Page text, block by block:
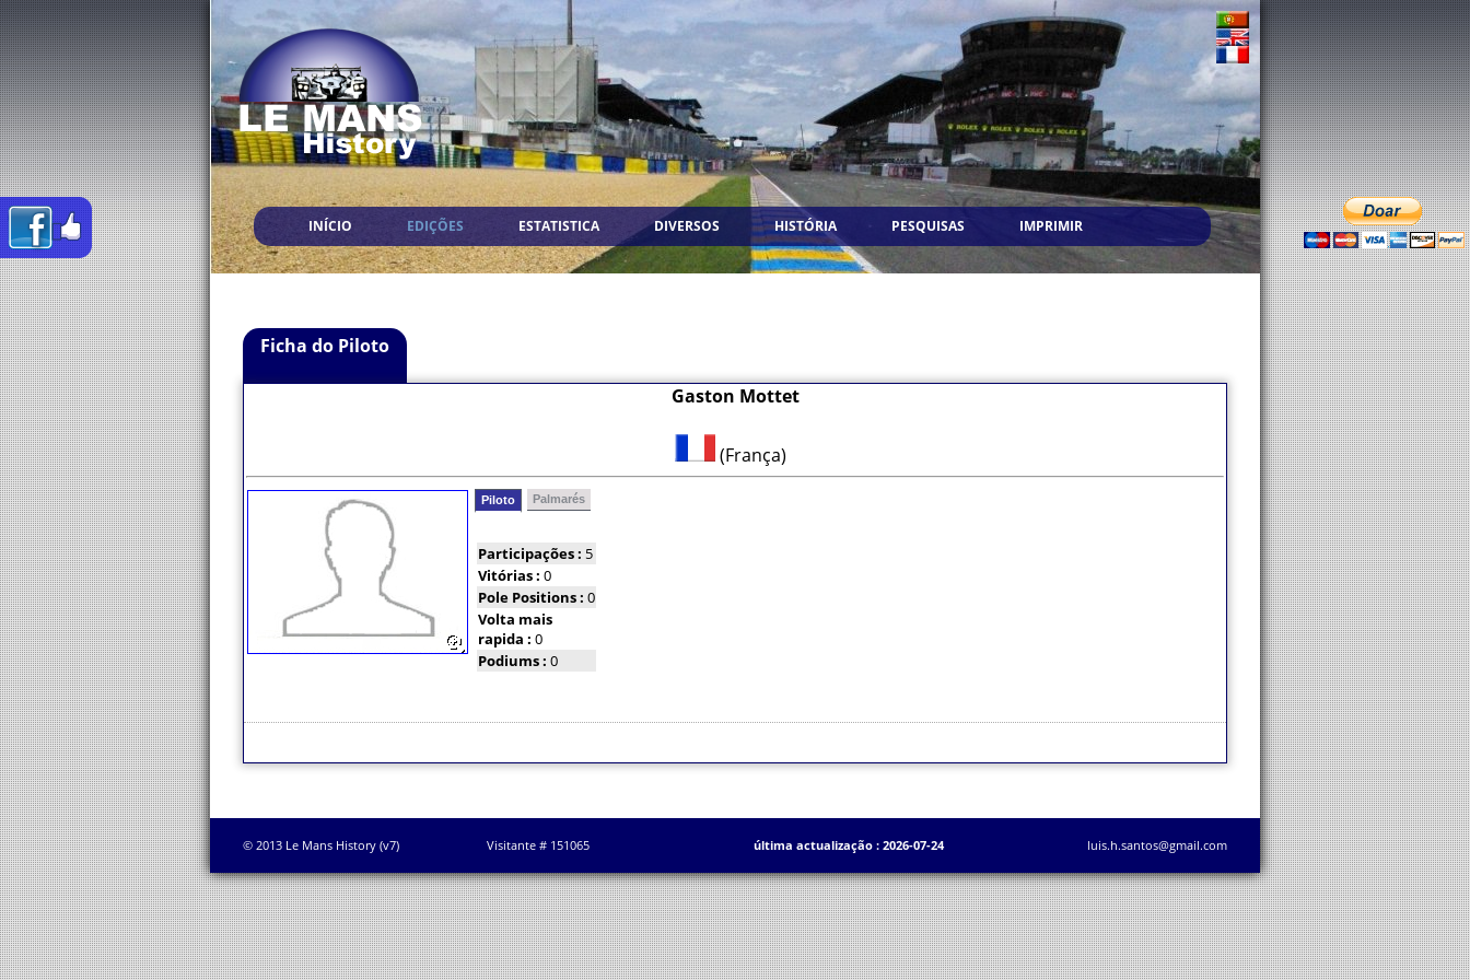
INÍCIO EDIÇÕES ESTATISTICA DIVERSOS HISTÓRIA PESQUISAS IMPRIMIR
Ficha do Piloto
Gaston Mottet
(França)
Piloto Palmarés
Participações : 5
Vitórias : 0
Pole Positions : 0
Volta mais
rapida : 0
Podiums : 0
© 2013 Le Mans History (v7) Visitante # 151065 última actualização : 2026-07-24 luis.h.santos@gmail.com